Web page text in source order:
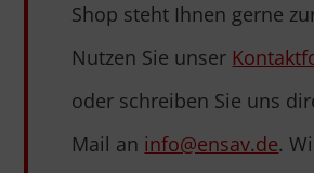
Shop steht Ihnen gerne
Nutzen Sie unser
oder schreiben Sie uns
Mail an info@ensav.de.